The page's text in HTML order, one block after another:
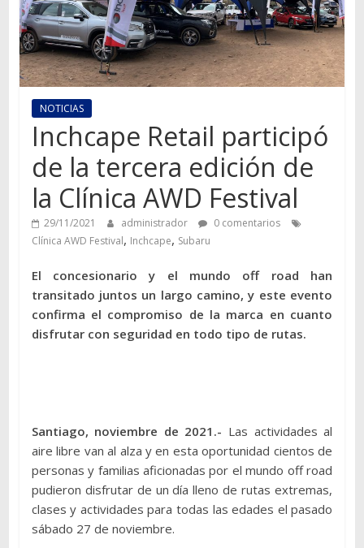
mundo
del
transporte
NOTICIAS
Inchcape Retail participó
de la tercera edición de
la Clínica AWD Festival
29/11/2021 administrador
0 comentarios
Clínica AWD Festival, Inchcape, Subaru
El concesionario y el mundo off road han
transitado juntos un largo camino, y este evento
confirma el compromiso de la marca en cuanto
disfrutar con seguridad en todo tipo de rutas.
Santiago, noviembre de 2021.- Las actividades al
aire libre van al alza y en esta oportunidad cientos de
personas y familias aficionadas por el mundo off road
pudieron disfrutar de un día lleno de rutas extremas,
clases y actividades para todas las edades el pasado
sábado 27 de noviembre.